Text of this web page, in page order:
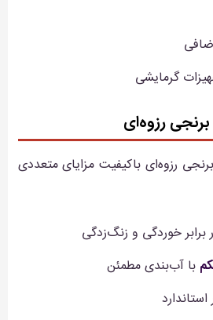
گرمایشی
رزوه‌ای
رزوه‌ای باکیفیت مزایای متعددی
برابر خوردگی و زنگ‌زدگی
با آب‌بندی مطمئن